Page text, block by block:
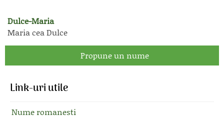
Dulce-Maria
Maria cea Dulce
Propune un nume
Link-uri utile
Nume romanesti